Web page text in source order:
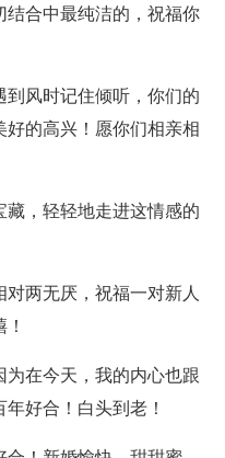
结合中最纯洁的，祝福你
到风时记住倾听，你们的
好的高兴！愿你们相亲相
藏，轻轻地走进这情感的
两无厌，祝福一对新人
为在今天，我的内心也跟
好合！白头到老！